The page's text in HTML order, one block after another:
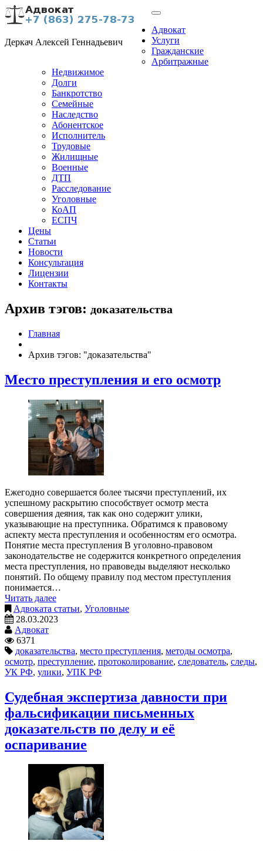
Деркач Алексей Геннадьевич
Адвокат
Услуги
Гражданские
Арбитражные
Недвижимое
Долги
Банкротство
Семейные
Наследство
Абонентское
Исполнитель
Трудовые
Жилищные
Военные
ДТП
Расследование
Уголовные
КоАП
ЕСПЧ
Цены
Статьи
Новости
Консультация
Лицензии
Контакты
Архив тэгов: доказательства
Главная
Архив тэгов: "доказательства"
Место преступления и его осмотр
Ежегодно совершается более тысячи преступлений, их
успешному раскрытию способствует осмотр места
совершения деяния, так как оно содержит улики,
указывающие на преступника. Обратимся к правовому
аспекту места преступления и особенностям его осмотра.
Понятие места преступления В уголовно-правовом
законодательстве не содержится конкретного определения
места преступления, но правоведы выделяют несколько
понятий. По общему правилу под местом преступления
понимается…
Читать далее
Адвоката статьи, Уголовные
28.03.2023
Адвокат
6371
доказательства, место преступления, методы осмотра,
осмотр, преступление, протоколирование, следователь, следы,
УК РФ, улики, УПК РФ
Судебная экспертиза давности при
фальсификации письменных
доказательств по делу и её
оспаривание